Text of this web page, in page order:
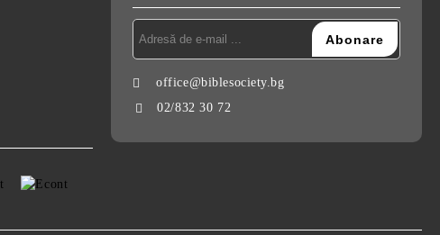
office@biblesociety.bg
02/832 30 72